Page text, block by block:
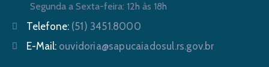
Segunda a Sexta-feira: 12h às 18h
Telefone: (51) 3451.8000
E-Mail: ouvidoria@sapucaiadosul.rs.gov.br